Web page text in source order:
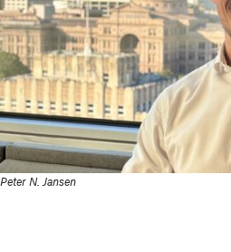
Peter N. Jansen